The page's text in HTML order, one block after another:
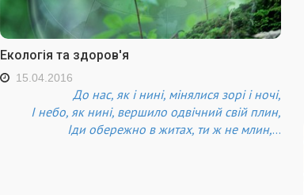
Екологія та здоров'я
15.04.2016
До нас, як і нині, мінялися зорі і ночі,
І небо, як нині, вершило одвічний свій плин,
Іди обережно в житах, ти ж не млин,...